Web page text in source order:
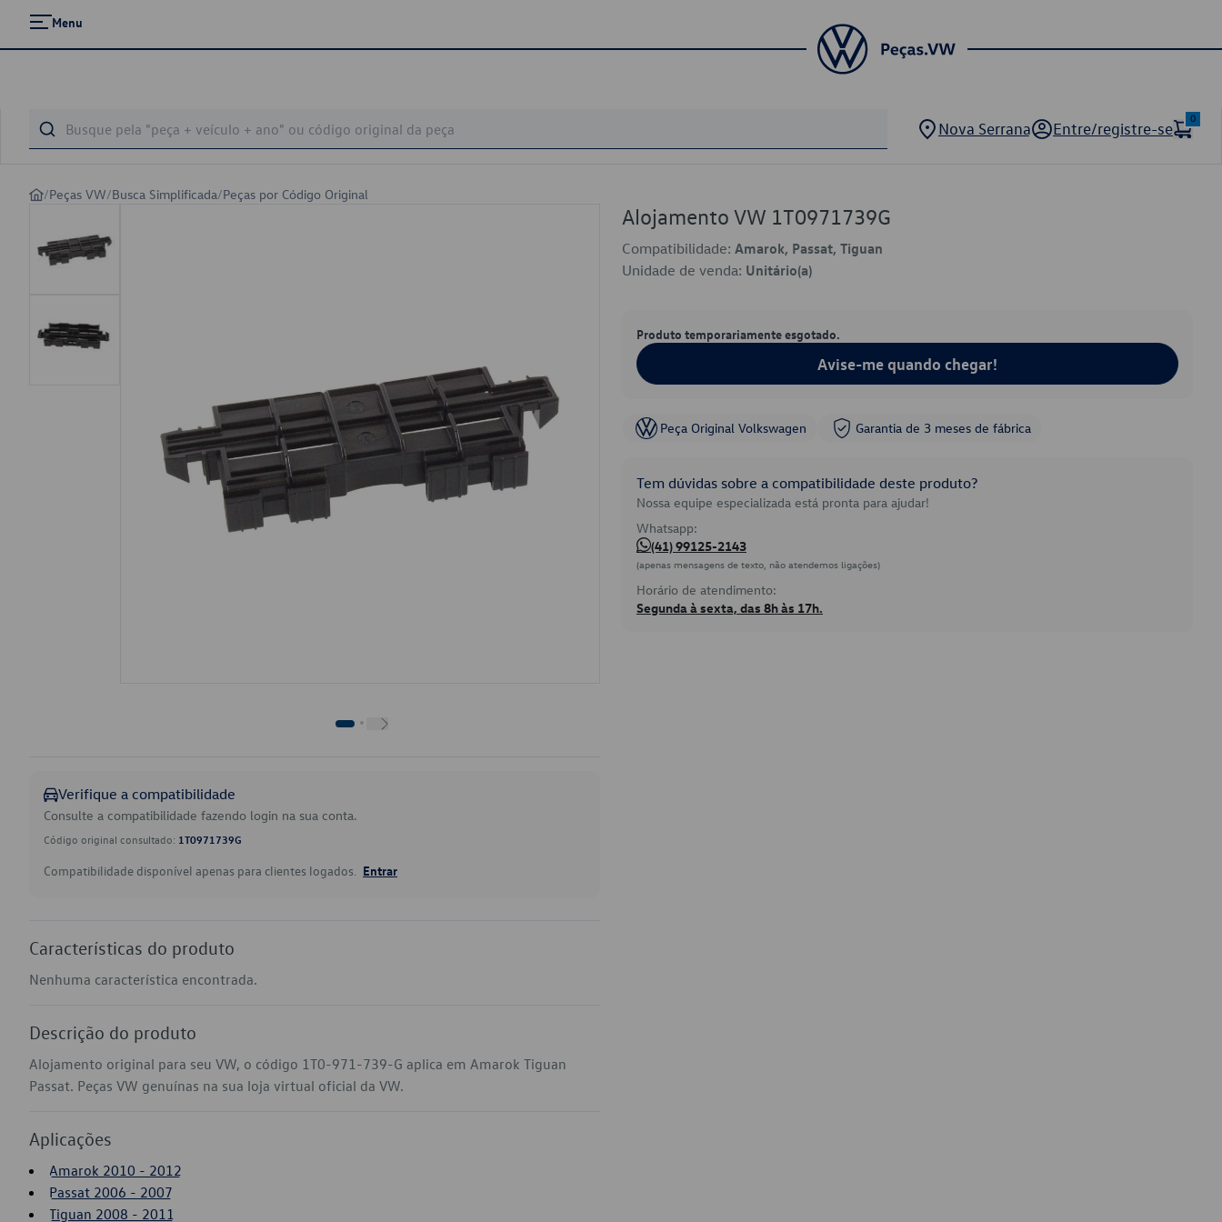
Menu
Nova Serrana Entre/registre-se
0
/Peças VW/Busca Simplificada/Peças por Código Original
Verifique a compatibilidade
Consulte a compatibilidade fazendo login na sua conta.
Código original consultado: 1T0971739G
Compatibilidade disponível apenas para clientes logados. Entrar
Características do produto
Nenhuma característica encontrada.
Descrição do produto
Alojamento original para seu VW, o código 1T0-971-739-G aplica em Amarok Tiguan
Passat. Peças VW genuínas na sua loja virtual oficial da VW.
Aplicações
Amarok 2010 - 2012
Passat 2006 - 2007
Tiguan 2008 - 2011
Alojamento VW 1T0971739G
Compatibilidade: Amarok, Passat, Tiguan
Unidade de venda: Unitário(a)
Produto temporariamente esgotado.
Avise-me quando chegar!
Peça Original Volkswagen Garantia de 3 meses de fábrica
Tem dúvidas sobre a compatibilidade deste produto?
Nossa equipe especializada está pronta para ajudar!
Whatsapp:
(41) 99125-2143
(apenas mensagens de texto, não atendemos ligações)
Horário de atendimento:
Segunda à sexta, das 8h às 17h.